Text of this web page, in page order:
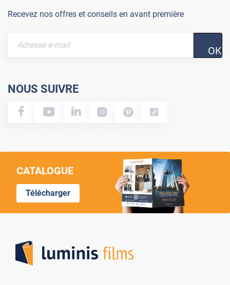
Recevez nos offres et conseils en avant première
OK
NOUS SUIVRE
CATALOGUE
Télécharger